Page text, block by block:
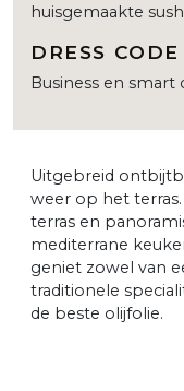
huisgemaakte
DRESS CODE
Business en smart
Uitgebreid
weer op het
terras en
mediterrane
geniet zowel van
traditionele
de beste olijfolie.